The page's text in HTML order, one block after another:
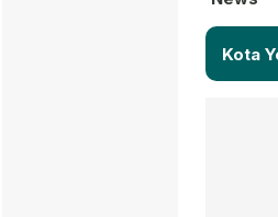
Kota